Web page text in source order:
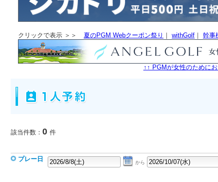
クリックで表示 ＞＞ 夏のPGM Webクーポン祭り ｜ withGolf ｜ 幹事
↑↑ PGMが女性のために
該当件数： 0 件
プレー日 から